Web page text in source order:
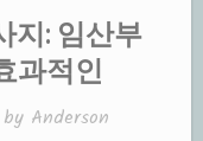
지: 임산부
과적인
by Anderson